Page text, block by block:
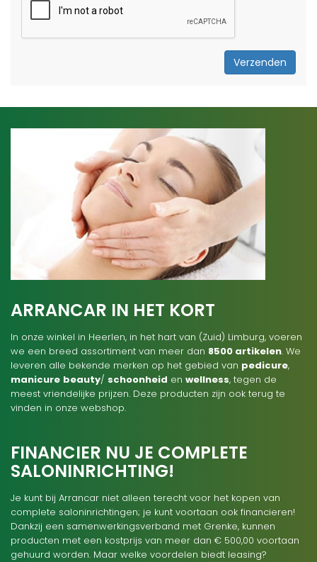
Verzenden
ARRANCAR IN HET KORT
In onze winkel in Heerlen, in het hart van (Zuid) Limburg, voeren
we een breed assortiment van meer dan 8500 artikelen. We
leveren alle bekende merken op het gebied van pedicure,
manicure beauty/ schoonheid en wellness, tegen de
meest vriendelijke prijzen. Deze producten zijn ook terug te
vinden in onze webshop.
FINANCIER NU JE COMPLETE
SALONINRICHTING!
Je kunt bij Arrancar niet alleen terecht voor het kopen van
complete saloninrichtingen; je kunt voortaan ook financieren!
Dankzij een samenwerkingsverband met Grenke, kunnen
producten met een kostprijs van meer dan € 500,00 voortaan
gehuurd worden. Maar welke voordelen biedt leasing?